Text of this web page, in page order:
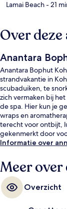
Lamai Beach- 21
Over
Anantara
Anantara Bophut
strandvakantie in
scubaduiken, te
zich vermaken bij
de spa. Hier kun je
wraps en
terecht voor ontbijt,
gekenmerkt door
24-uurs
Informatie over
Meer
Overzicht